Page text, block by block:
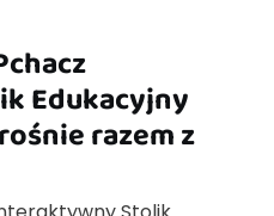
Edukacyjny
razem z